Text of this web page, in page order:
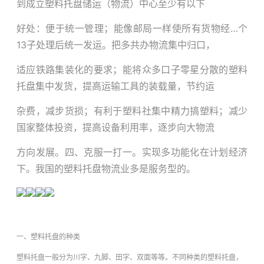
到成立塑料托盘储运（物流）中心至少有以下
好处：便于统一管理；能像邮局一样使所有货物经…个
13子处理后统一发运。把多共办物流集中归口，
适应铁路集装化的要求；能将众多口子零星分散的塑料
托盘集中发货，提高运输工具的装载量，节约运
杂费，减步货损；有利于塑料社集中精力搞塑料；减少
国家整体投资，提高设备利用率，逐步向大物流
方向发展。四、克服一打一。实现多功能化在计划经济
下。我国的塑料托盘物流业多是服务型的。
一、塑料托盘的种类
塑料托盘一般分为川字、九脚、田字、双面等等。不同种类的塑料托盘，